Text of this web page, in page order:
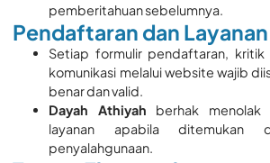
pemberitahuan sebelumnya.
Pendaftaran dan
Setiap formulir pendaftaran, kritik
komunikasi melalui website wajib
benar dan valid.
Dayah Athiyah berhak menolak
layanan apabila ditemukan
penyalahgunaan.